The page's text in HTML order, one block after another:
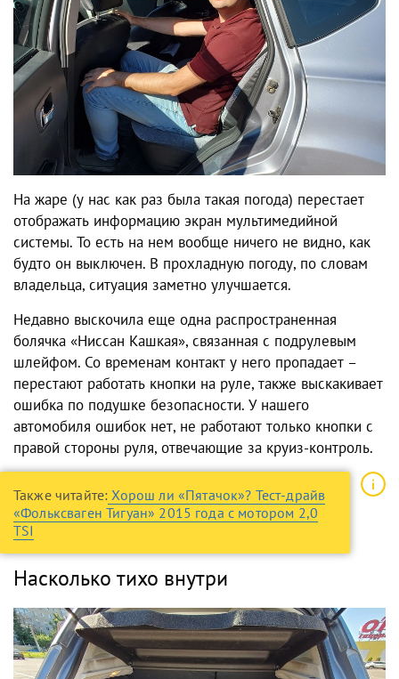
На жаре (у нас как раз была такая погода) перестает
отображать информацию экран мультимедийной
системы. То есть на нем вообще ничего не видно, как
будто он выключен. В прохладную погоду, по словам
владельца, ситуация заметно улучшается.
Недавно выскочила еще одна распространенная
болячка «Ниссан Кашкая», связанная с подрулевым
шлейфом. Со временам контакт у него пропадает –
перестают работать кнопки на руле, также выскакивает
ошибка по подушке безопасности. У нашего
автомобиля ошибок нет, не работают только кнопки с
правой стороны руля, отвечающие за круиз-контроль.
Также читайте: Хорош ли «Пятачок»? Тест-драйв
«Фольксваген Тигуан» 2015 года с мотором 2,0
TSI
Насколько тихо внутри